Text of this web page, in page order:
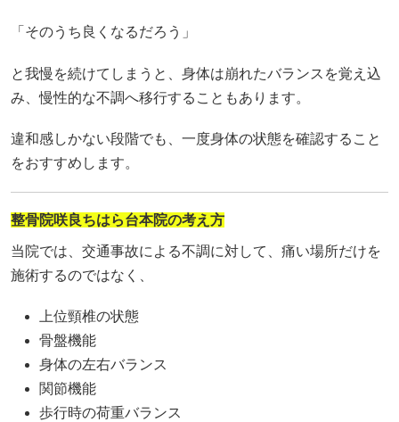
「そのうち良くなるだろう」
と我慢を続けてしまうと、身体は崩れたバランスを覚え込
み、慢性的な不調へ移行することもあります。
違和感しかない段階でも、一度身体の状態を確認すること
をおすすめします。
整骨院咲良ちはら台本院の考え方
当院では、交通事故による不調に対して、痛い場所だけを
施術するのではなく、
上位頸椎の状態
骨盤機能
身体の左右バランス
関節機能
歩行時の荷重バランス